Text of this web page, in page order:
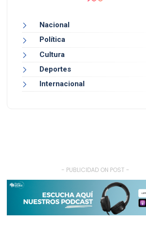
Nacional
Política
Cultura
Deportes
Internacional
- PUBLICIDAD ON POST -